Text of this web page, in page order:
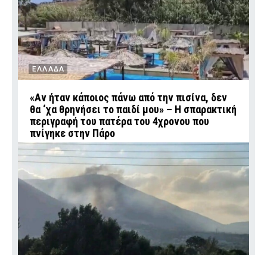
ΕΛΛΑΔΑ
«Αν ήταν κάποιος πάνω από την πισίνα, δεν
θα ‘χα θρηνήσει το παιδί μου» – Η σπαρακτική
περιγραφή του πατέρα του 4χρονου που
πνίγηκε στην Πάρο